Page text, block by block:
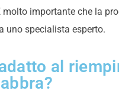
molto importante che la
uno specialista esperto.
al